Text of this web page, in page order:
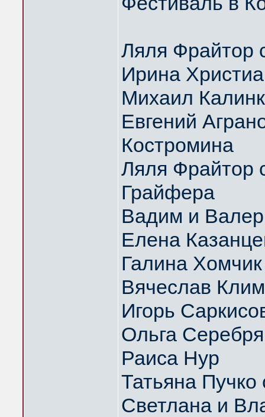
Ляля Фрайтор
Ирина
Михаил
Евгений
Костромина
Ляля Фрайтор
Грайфера
Вадим и
Елена
Галина Хомчик
Вячеслав
Игорь
Ольга
Раиса Нур
Татьяна Пучко
Светлана и